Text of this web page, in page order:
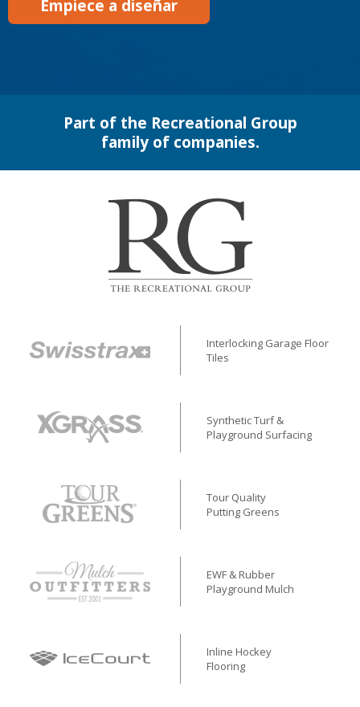
Empiece a diseñar
Part of the Recreational Group
family of companies.
Interlocking Garage Floor
Tiles
Synthetic Turf &
Playground Surfacing
Tour Quality
Putting Greens
EWF & Rubber
Playground Mulch
Inline Hockey
Flooring